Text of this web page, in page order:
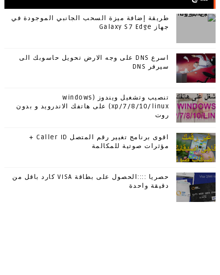
طريقة إضافة ميزة السحب الجانبي الموجودة في
جهاز Galaxy S7 Edge
اسرع DNS على وجه الارض تحويل حاسوبك الى
سيرفر DNS
تنصيب وتشغيل ويندوز (windows
xp/7/8/10/linux) على هاتفك الاندرويد و بدون
روت
اقوى برنامج تغيير رقم المتصل Caller ID +
مؤثرات صوتية للمكالمة
حصريا ::::الحصول على بطاقة VISA كارد باقل من
دقيقة واحدة